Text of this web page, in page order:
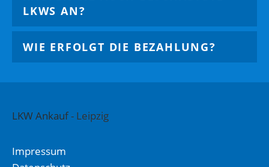
LKWS AN?
WIE ERFOLGT DIE BEZAHLUNG?
LKW Ankauf- Leipzig
Impressum